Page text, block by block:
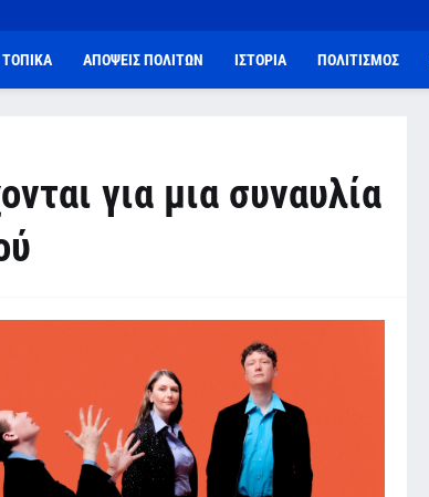
ΤΟΠΙΚΑ ΑΠΟΨΕΙΣ ΠΟΛΙΤΩΝ ΙΣΤΟΡΙΑ ΠΟΛΙΤΙΣΜΟΣ
για μια συναυλία